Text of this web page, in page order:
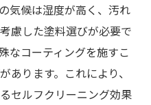
気候は湿度が高く、汚れ
慮した塗料選びが必要で
なコーティングを施すこ
あります。これにより、
セルフクリーニング効果